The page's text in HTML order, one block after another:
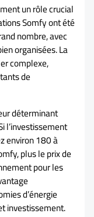
un rôle crucial
Somfy ont été
nombre, avec
organisées. La
complexe,
de
déterminant
l’investissement
environ 180 à
plus le prix de
pour les
d’énergie
investissement.